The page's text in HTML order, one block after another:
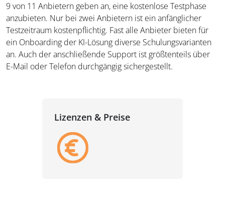
9 von 11 Anbietern geben an, eine kostenlose Testphase
anzubieten. Nur bei zwei Anbietern ist ein anfänglicher
Testzeitraum kostenpflichtig. Fast alle Anbieter bieten für
ein Onboarding der KI-Lösung diverse Schulungsvarianten
an. Auch der anschließende Support ist größtenteils über
E-Mail oder Telefon durchgängig sichergestellt.
Lizenzen & Preise